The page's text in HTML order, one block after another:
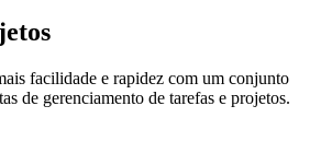
facilidade e rapidez com um conjunto
de gerenciamento de tarefas e projetos.